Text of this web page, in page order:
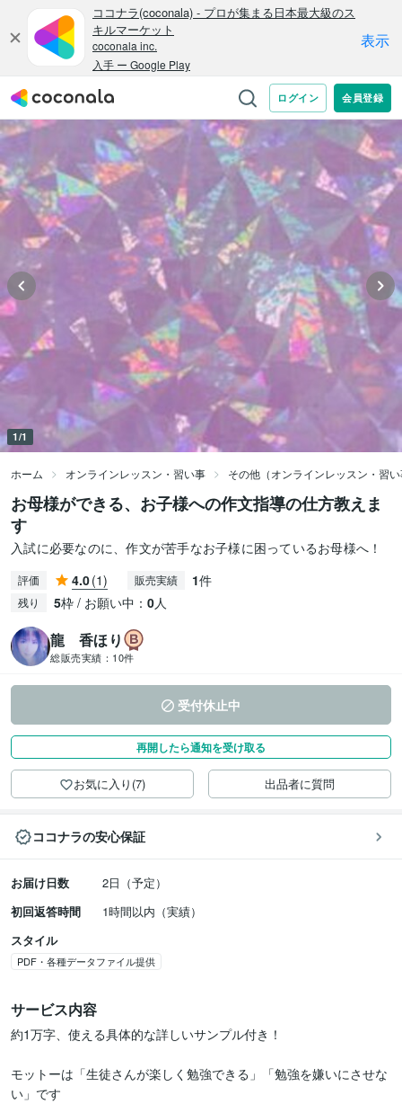
1/1
ホーム オンラインレッスン・習い事 その他（オンラインレッスン・習
お母様ができる、お子様への作文指導の仕方教えま
す
入試に必要なのに、作文が苦手なお子様に困っているお母様へ！
評価 4.0(1) 販売実績 1件
残り 5枠 / お願い中： 0人
龍 香ほり
総販売実績： 10件
受付休止中
再開したら通知を受け取る
お気に入り(7) 出品者に質問
ココナラの安心保証
お届け日数
2日（予定）
初回返答時間
1時間以内（実績）
スタイル
PDF・各種データファイル提供
サービス内容
約1万字、使える具体的な詳しいサンプル付き！
モットーは「生徒さんが楽しく勉強できる」「勉強を嫌いにさせな
い」です